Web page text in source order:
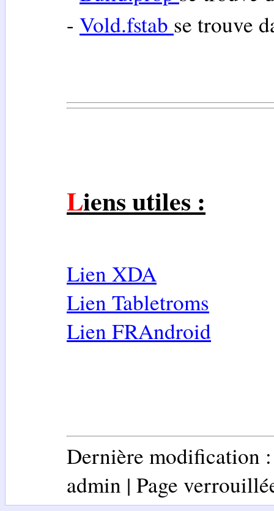
- Vold.fstab se trouve
Liens utiles :
Lien XDA
Lien Tabletroms
Lien FRAndroid
Dernière modification
admin | Page